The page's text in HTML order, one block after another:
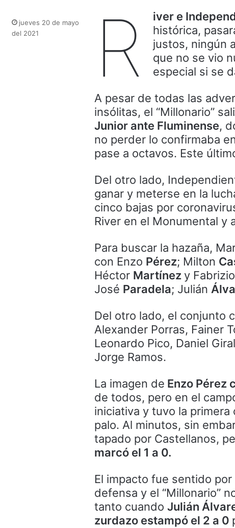
R iver e
histórica,
justos, ningún
que no se vio
especial si se
A pesar de todas las
insólitas, el “Millonario”
Junior ante Fluminense,
no perder lo confirmaba
pase a octavos. Este
Del otro lado,
ganar y meterse en la
cinco bajas por
River en el Monumental y
Para buscar la hazaña,
con Enzo Pérez; Milton
Héctor Martínez y Fabrizio
José Paradela; Julián
Del otro lado, el conjunto
Alexander Porras, Fainer
Leonardo Pico, Daniel
Jorge Ramos.
La imagen de Enzo Pérez
de todos, pero en el
iniciativa y tuvo la primera
palo. Al minutos, sin
tapado por Castellanos,
marcó el 1 a 0.
El impacto fue sentido
defensa y el “Millonario”
tanto cuando Julián
zurdazo estampó el 2 a 0
jueves 20 de mayo
del 2021